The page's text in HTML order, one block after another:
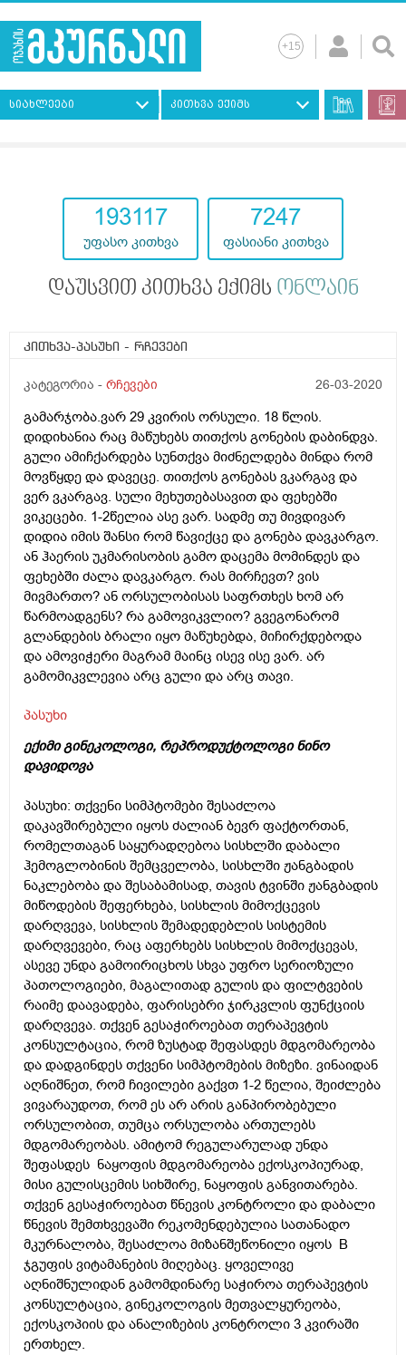
სიახლეები კითხვა ექიმს
193117
უფასო კითხვა
7247
ფასიანი კითხვა
დაუსვით კითხვა ექიმს ონლაინ
კითხვა-პასუხი - რჩევები
კატეგორია - რჩევები 26-03-2020
გამარჯობა.ვარ 29 კვირის ორსული. 18 წლის.
დიდიხანია რაც მაწუხებს თითქოს გონების დაბინდვა.
გული ამიჩქარდება სუნთქვა მიძნელდება მინდა რომ
მოვწყდე და დავეცე. თითქოს გონებას ვკარგავ და
ვერ ვკარგავ. სული მეხუთებასავით და ფეხებში
ვიკეცები. 1-2წელია ასე ვარ. სადმე თუ მივდივარ
დიდია იმის შანსი რომ წავიქცე და გონება დავკარგო.
ან ჰაერის უკმარისობის გამო დაცემა მომინდეს და
ფეხებში ძალა დავკარგო. რას მირჩევთ? ვის
მივმართო? ან ორსულობისას საფრთხეს ხომ არ
წარმოადგენს? რა გამოვიკვლიო? გვეგონარომ
გლანდების ბრალი იყო მაწუხებდა, მიჩირქდებოდა
და ამოვიჭერი მაგრამ მაინც ისევ ისე ვარ. არ
გამომიკვლევია არც გული და არც თავი.
პასუხი
ექიმი გინეკოლოგი, რეპროდუქტოლოგი ნინო
დავიდოვა
პასუხი: თქვენი სიმპტომები შესაძლოა
დაკავშირებული იყოს ძალიან ბევრ ფაქტორთან,
რომელთაგან საყურადღებოა სისხლში დაბალი
ჰემოგლობინის შემცველობა, სისხლში ჟანგბადის
ნაკლებობა და შესაბამისად, თავის ტვინში ჟანგბადის
მიწოდების შეფერხება, სისხლის მიმოქცევის
დარღვევა, სისხლის შემადედებლის სისტემის
დარღვევები, რაც აფერხებს სისხლის მიმოქცევას,
ასევე უნდა გამოირიცხოს სხვა უფრო სერიოზული
პათოლოგიები, მაგალითად გულის და ფილტვების
რაიმე დაავადება, ფარისებრი ჯირკვლის ფუნქციის
დარღვევა. თქვენ გესაჭიროებათ თერაპევტის
კონსულტაცია, რომ ზუსტად შეფასდეს მდგომარეობა
და დადგინდეს თქვენი სიმპტომების მიზეზი. ვინაიდან
აღნიშნეთ, რომ ჩივილები გაქვთ 1-2 წელია, შეიძლება
ვივარაუდოთ, რომ ეს არ არის განპირობებული
ორსულობით, თუმცა ორსულობა ართულებს
მდგომარეობას. ამიტომ რეგულარულად უნდა
შეფასდეს ნაყოფის მდგომარეობა ექოსკოპიურად,
მისი გულისცემის სიხშირე, ნაყოფის განვითარება.
თქვენ გესაჭიროებათ წნევის კონტროლი და დაბალი
წნევის შემთხვევაში რეკომენდებულია სათანადო
მკურნალობა, შესაძლოა მიზანშეწონილი იყოს B
ჯგუფის ვიტამანების მიღებაც. ყოველივე
აღნიშნულიდან გამომდინარე საჭიროა თერაპევტის
კონსულტაცია, გინეკოლოგის მეთვალყურეობა,
ექოსკოპიის და ანალიზების კონტროლი 3 კვირაში
ერთხელ.